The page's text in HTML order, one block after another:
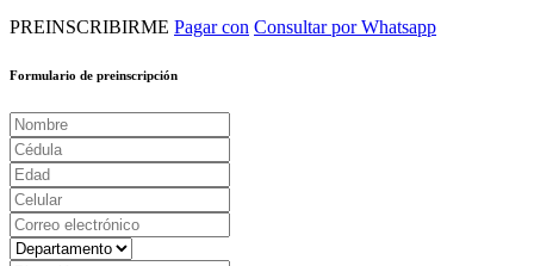
PREINSCRIBIRME Pagar con Consultar por Whatsapp
Formulario de preinscripción